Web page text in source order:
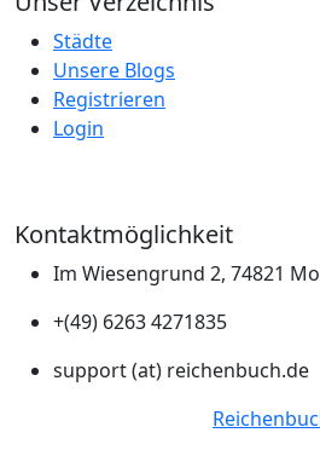
Städte
Unsere Blogs
Registrieren
Login
Kontaktmöglichkeit
Im Wiesengrund 2, 74821
+(49) 6263 4271835
support (at) reichenbuch.de